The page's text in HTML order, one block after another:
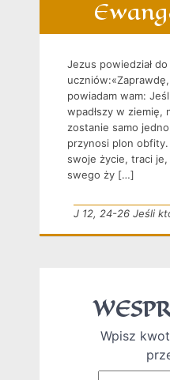
Jezus powiedział
powiadam wam:
wpadłszy w ziemię,
zostanie samo
przynosi plon
swoje życie, traci
swego ży […]
Wpisz